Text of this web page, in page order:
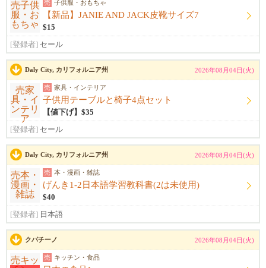
売 子供服・おもちゃ
【新品】JANIE AND JACK皮靴サイズ7
$15
[登録者] セール
Daly City, カリフォルニア州 2026年08月04日(火)
売 家具・インテリア
子供用テーブルと椅子4点セット
【値下げ】$35
[登録者] セール
Daly City, カリフォルニア州 2026年08月04日(火)
売 本・漫画・雑誌
げんき1-2日本語学習教科書(2は未使用)
$40
[登録者] 日本語
クパチーノ 2026年08月04日(火)
売 キッチン・食品